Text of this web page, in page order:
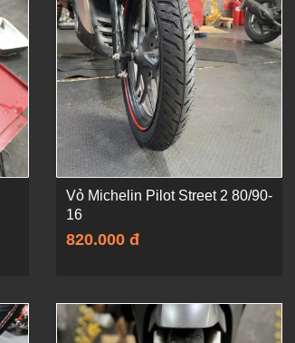
Vỏ Michelin Pilot Street 2 80/90-
16
820.000 đ